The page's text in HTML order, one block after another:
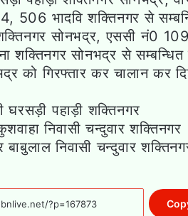
506 भादवि शक्तिनगर से
शक्तिनगर सोनभद्र, एससी नं0
सोनभद्र से सम्बन्धित
को गिरफ्तार कर चालान कर
घरसड़ी पहाड़ी शक्तिनगर
निवासी चन्दुवार शक्तिनगर
निवासी चन्दुवार